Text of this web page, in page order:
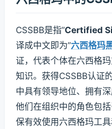
CSSBB是指”Certified
译成中文即为”六西格玛
证，代表个体在六西格
知识。获得CSSBB认证
中具有领导地位、拥有深
他们在组织中的角色包
保有效使用六西格玛工